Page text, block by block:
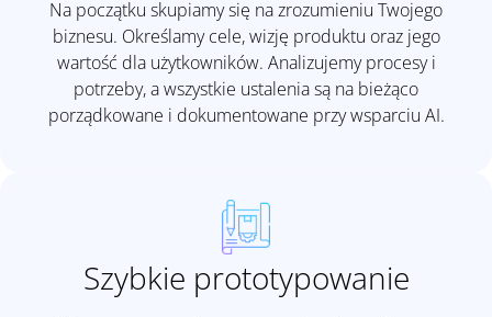
Na początku skupiamy się na zrozumieniu Twojego
biznesu. Określamy cele, wizję produktu oraz jego
wartość dla użytkowników. Analizujemy procesy i
potrzeby, a wszystkie ustalenia są na bieżąco
porządkowane i dokumentowane przy wsparciu AI.
Szybkie prototypowanie